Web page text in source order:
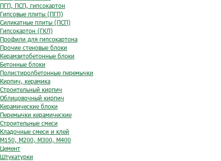
ПГП, ПСП, гипсокартон
Гипсовые плиты (ПГП)
Силикатные плиты (ПСП)
Гипсокартон (ГКЛ)
Профили для гипсокартона
Прочие стеновые блоки
Керамзитобетонные блоки
Бетонные блоки
Полистиролбетонные перемычки
Кирпич, керамика
Строительный кирпич
Облицовочный кирпич
Керамические блоки
Перемычки керамические
Строительные смеси
Кладочные смеси и клей
М150, М200, М300, М400
Цемент
Штукатурки